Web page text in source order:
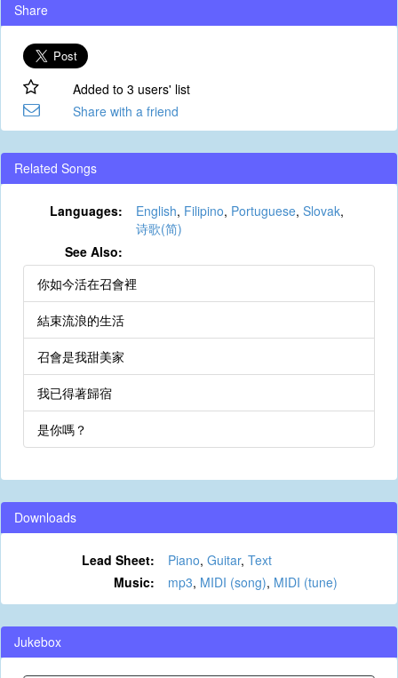
Share
Added to 3 users' list
Share with a friend
Related Songs
Languages: English, Filipino, Portuguese, Slovak,
诗歌(简)
See Also:
你如今活在召會裡
結束流浪的生活
召會是我甜美家
我已得著歸宿
是你嗎？
Downloads
Lead Sheet: Piano, Guitar, Text
Music:
mp3, MIDI (song), MIDI (tune)
Jukebox